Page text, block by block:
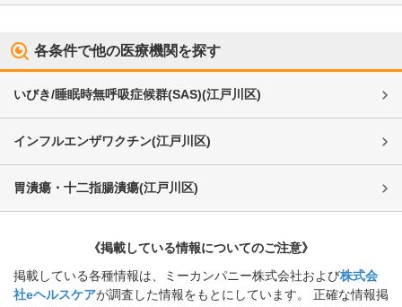
各条件で他の医療機関を探す
いびき/睡眠時無呼吸症候群(SAS)(江戸川区)
インフルエンザワクチン(江戸川区)
胃潰瘍・十二指腸潰瘍(江戸川区)
《掲載している情報についてのご注意》
掲載している各種情報は、ミーカンパニー株式会社および株式会
社eヘルスケアが調査した情報をもとにしています。 正確な情報掲